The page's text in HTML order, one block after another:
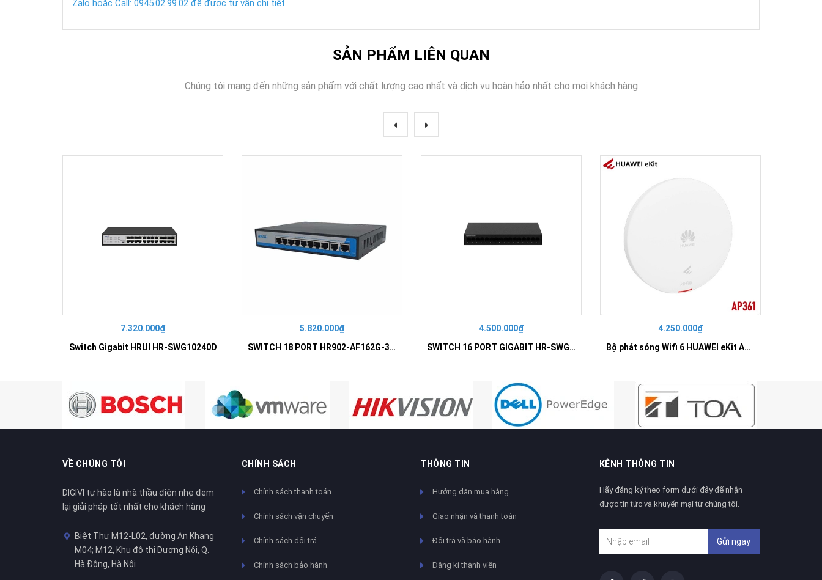
Zalo hoặc Call: 0945.02.99.02 để được tư vấn chi tiết.
SẢN PHẨM LIÊN QUAN
Chúng tôi mang đến những sản phẩm với chất lượng cao nhất và dịch vụ hoàn hảo nhất cho mọi khách hàng
7.320.000₫
Switch Gigabit HRUI HR-SWG10240D
5.820.000₫
SWITCH 18 PORT HR902-AF162G-300 – Switch PoE 16 Cổng
4.500.000₫
SWITCH 16 PORT GIGABIT HR-SWG00160
4.250.000₫
Bộ phát sóng Wifi 6 HUAWEI eKit AP361
VỀ CHÚNG TÔI
DIGIVI tự hào là nhà thầu điện nhẹ đem
lại giải pháp tốt nhất cho khách hàng
Biệt Thự M12-L02, đường An Khang
M04; M12, Khu đô thị Dương Nội, Q.
Hà Đông, Hà Nội
CHÍNH SÁCH
Chính sách thanh toán
Chính sách vận chuyển
Chính sách đổi trả
Chính sách bảo hành
THÔNG TIN
Hướng dẫn mua hàng
Giao nhận và thanh toán
Đổi trả và bảo hành
Đăng kí thành viên
KÊNH THÔNG TIN
Hãy đăng ký theo form dưới đây để nhận
được tin tức và khuyến mại từ chúng tôi.
Gửi ngay